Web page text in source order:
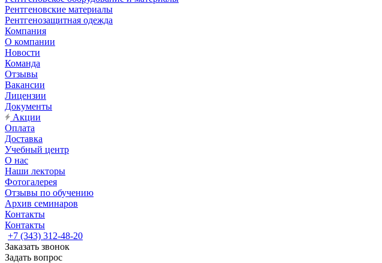
Рентгеновские материалы
Рентгенозащитная одежда
Компания
О компании
Новости
Команда
Отзывы
Вакансии
Лицензии
Документы
Акции
Оплата
Доставка
Учебный центр
О нас
Наши лекторы
Фотогалерея
Отзывы по обучению
Архив семинаров
Контакты
Контакты
+7 (343) 312-48-20
Заказать звонок
Задать вопрос